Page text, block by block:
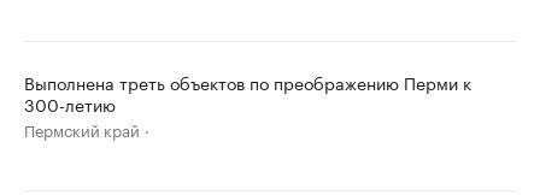
Выполнена треть объектов по преображению Перми к
300-летию
Пермский край